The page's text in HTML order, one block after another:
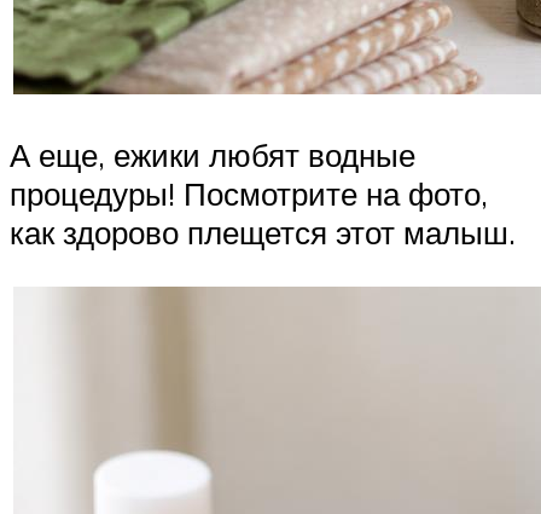
А еще, ежики любят водные
процедуры! Посмотрите на фото,
как здорово плещется этот малыш.